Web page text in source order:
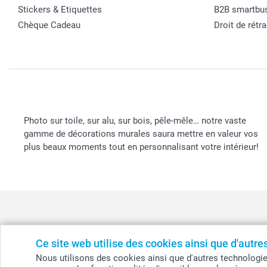
Ce site web utilise des cookies ainsi que
Nous utilisons des cookies ainsi que d'autres
Stickers & Etiquettes
Chèque Cadeau
B2B
Droit de
Photo sur toile, sur alu, sur bois, pêle-mêle… notre vaste
gamme de décorations murales saura mettre en valeur vos
plus beaux moments tout en personnalisant votre intérieur!
België - Belgique - Danmark - Deutschland - France -